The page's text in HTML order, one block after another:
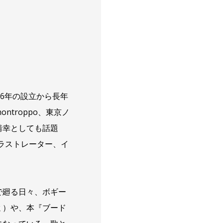
年の設立から長年
、東京ノ
としても話題
ストレーター、イ
る日々、ボギー
や、本『ブード